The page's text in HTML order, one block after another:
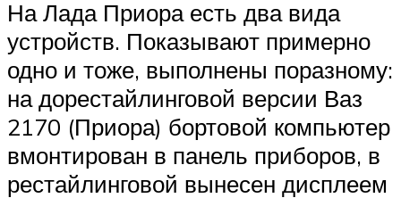
На Лада Приора есть два вида
устройств. Показывают примерно
одно и тоже, выполнены поразному:
на дорестайлинговой версии Ваз
2170 (Приора) бортовой компьютер
вмонтирован в панель приборов, в
рестайлинговой вынесен дисплеем